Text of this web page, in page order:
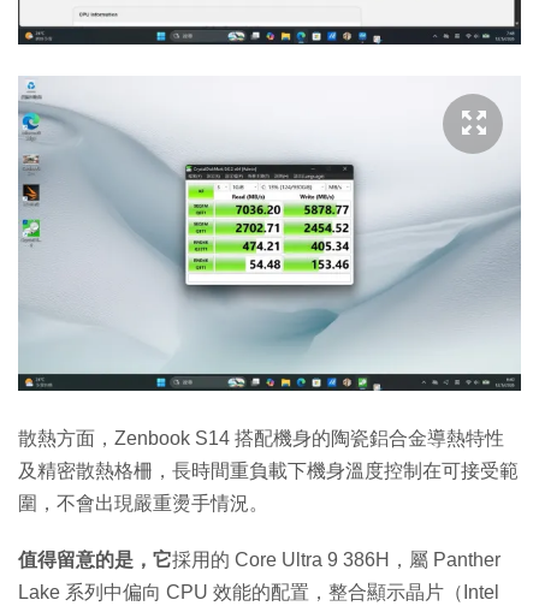
散熱方面，Zenbook S14 搭配機身的陶瓷鋁合金導熱特性
及精密散熱格柵，長時間重負載下機身溫度控制在可接受範
圍，不會出現嚴重燙手情況。
值得留意的是，它採用的 Core Ultra 9 386H，屬 Panther
Lake 系列中偏向 CPU 效能的配置，整合顯示晶片（Intel